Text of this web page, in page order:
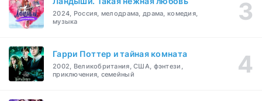
2024, Россия, мелодрама, драма, комедия,
музыка
Гарри Поттер и тайная комната
2002, Великобритания, США, фэнтези,
приключения, семейный